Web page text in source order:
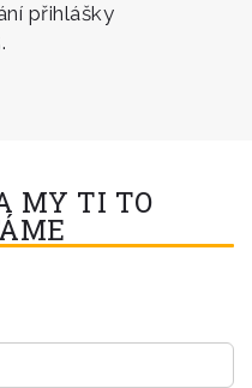
přihlášky
MY TI TO